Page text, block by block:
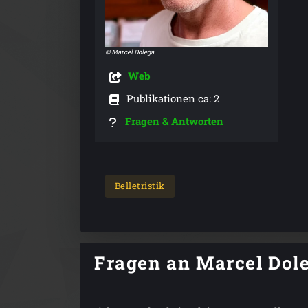
© Marcel Dolega
Web
Publikationen ca: 2
Fragen & Antworten
Belletristik
Fragen an Marcel